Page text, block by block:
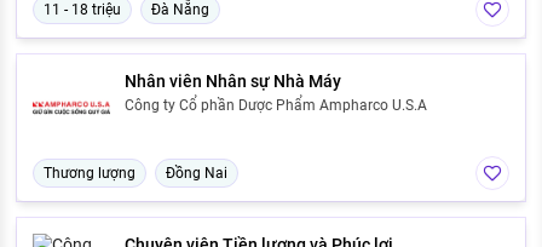
11 - 18 triệu Đà Nẵng
Nhân viên Nhân sự Nhà Máy
Công ty Cổ phần Dược Phẩm Ampharco U.S.A
Thương lượng Đồng Nai